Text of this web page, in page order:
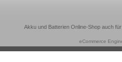
Akku und Batterien Online-Shop auch
eCommerce